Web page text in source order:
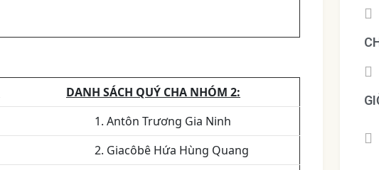
DANH SÁCH QUÝ CHA NHÓM 2:
1. Antôn Trương Gia Ninh
2. Giacôbê Hứa Hùng Quang